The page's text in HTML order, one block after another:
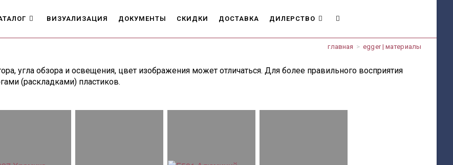
ВИЗУАЛИЗАЦИЯ ДОКУМЕНТЫ СКИДКИ ДОСТАВКА ДИЛЕРСТВО ПЕРЕКЛЮЧИТЬ
главная > egger | материалы
угла обзора и освещения, цвет изображения может отличаться. Для более правильного восприятия
(раскладками) пластиков.